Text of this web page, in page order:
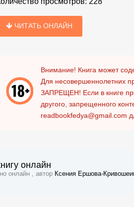
ЧИТАТЬ ОНЛАЙН
Внимание! Книга может
Для несовершеннолетних
ЗАПРЕЩЕН! Если в книге
другого, запрещенного
readbookfedya@gmail.com
онлайн
онлайн , автор Ксения Ершова-